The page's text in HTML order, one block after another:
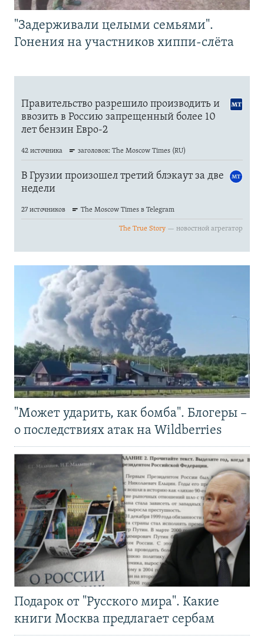
"Задерживали целыми семьями".
Гонения на участников хиппи-слёта
"Может ударить, как бомба". Блогеры –
о последствиях атак на Wildberries
Подарок от "Русского мира". Какие
книги Москва предлагает сербам